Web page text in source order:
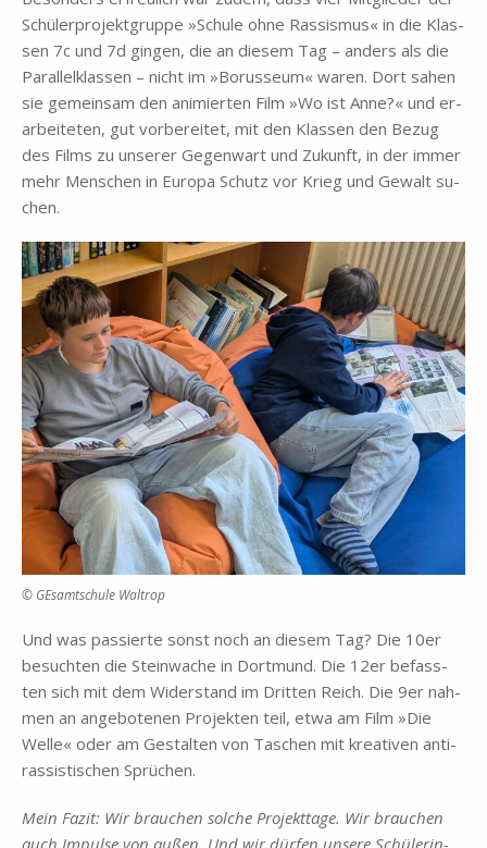
Schü­ler­pro­jekt­grup­pe »Schu­le ohne Ras­sis­mus« in die Klas­
sen 7c und 7d gin­gen, die an die­sem Tag – an­ders als die
Par­al­lel­klas­sen – nicht im »Bo­rus­se­um« wa­ren. Dort sa­hen
sie ge­mein­sam den ani­mier­ten Film »Wo ist Anne?« und er­
ar­bei­te­ten, gut vor­be­rei­tet, mit den Klas­sen den Be­zug
des Films zu un­se­rer Ge­gen­wart und Zu­kunft, in der im­mer
mehr Men­schen in Eu­ro­pa Schutz vor Krieg und Ge­walt su­
chen.
© GE­samt­schu­le Wal­trop
Und was pas­sier­te sonst noch an die­sem Tag? Die 10er
be­such­ten die Stein­wa­che in Dort­mund. Die 12er be­fass­
ten sich mit dem Wi­der­stand im Drit­ten Reich. Die 9er nah­
men an an­ge­bo­te­nen Pro­jek­ten teil, etwa am Film »Die
Wel­le« oder am Ge­stal­ten von Ta­schen mit krea­ti­ven an­ti­
ras­si­sti­schen Sprü­chen.
Mein Fa­zit: Wir brau­chen sol­che Pro­jekt­ta­ge. Wir brau­chen
auch Im­pul­se von au­ßen. Und wir dür­fen un­se­re Schü­le­rin­